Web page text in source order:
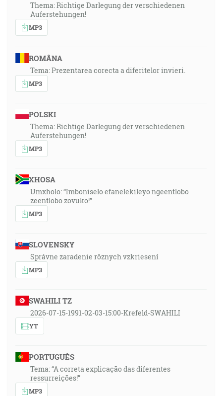
Thema: Richtige Darlegung der verschiedenen
Auferstehungen!
MP3
ROMÂNA
Tema: Prezentarea corecta a diferitelor invieri.
MP3
POLSKI
Thema: Richtige Darlegung der verschiedenen
Auferstehungen!
MP3
XHOSA
Umxholo: “Imboniselo efanelekileyo ngeentlobo
zeentlobo zovuko!”
MP3
SLOVENSKY
Správne zaradenie rôznych vzkriesení
MP3
SWAHILI TZ
2026-07-15-1991-02-03-15:00-Krefeld-SWAHILI
YT
PORTUGUÊS
Tema: “A correta explicação das diferentes
ressurreições!”
MP3